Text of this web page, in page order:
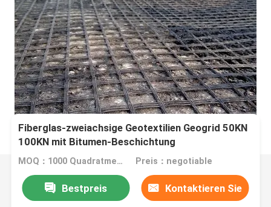
Fiberglas-zweiachsige Geotextilien Geogrid 50KN
100KN mit Bitumen-Beschichtung
MOQ：1000 Quadratmeter Preis：negotiable
Bestpreis Kontaktieren Sie